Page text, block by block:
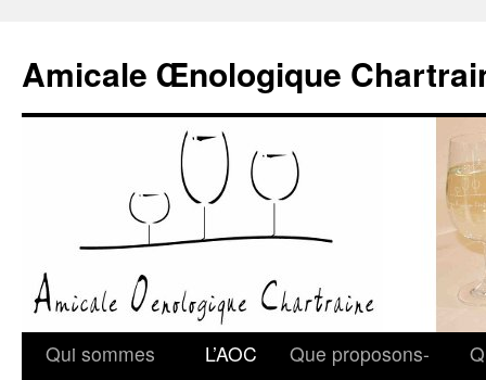
Amicale Œnologique
Qui sommes
L’AOC
Que proposons-